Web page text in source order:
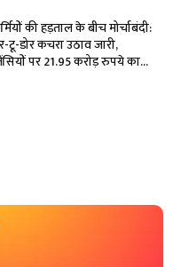
की हड़ताल के बीच मोर्चाबंदी:
टू-डोर कचरा उठाव जारी,
पर 21.95 करोड़ रुपये का...